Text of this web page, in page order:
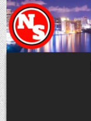
Skip to content